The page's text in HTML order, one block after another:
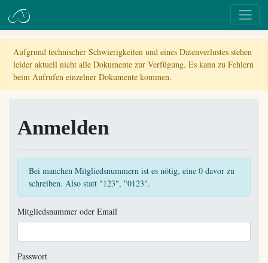
Aufgrund technischer Schwierigkeiten und eines Datenverlustes stehen
leider aktuell nicht alle Dokumente zur Verfügung. Es kann zu Fehlern
beim Aufrufen einzelner Dokumente kommen.
Anmelden
Bei manchen Mitgliedsnummern ist es nötig, eine 0 davor zu
schreiben. Also statt "123", "0123".
Mitgliedsnummer oder Email
Passwort